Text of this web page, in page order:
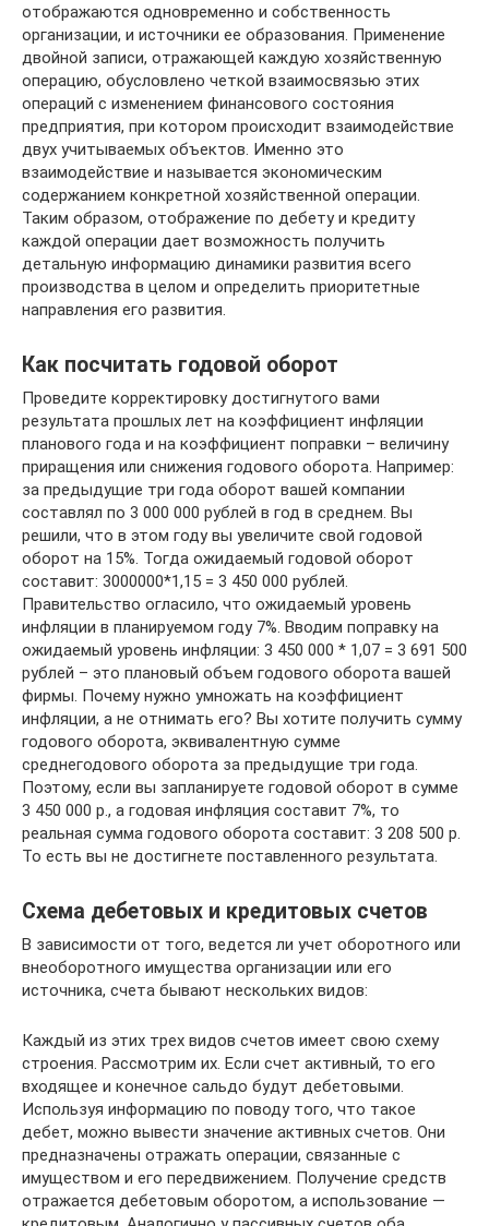
отображаются одновременно и собственность
организации, и источники ее образования. Применение
двойной записи, отражающей каждую хозяйственную
операцию, обусловлено четкой взаимосвязью этих
операций с изменением финансового состояния
предприятия, при котором происходит взаимодействие
двух учитываемых объектов. Именно это
взаимодействие и называется экономическим
содержанием конкретной хозяйственной операции.
Таким образом, отображение по дебету и кредиту
каждой операции дает возможность получить
детальную информацию динамики развития всего
производства в целом и определить приоритетные
направления его развития.
Как посчитать годовой оборот
Проведите корректировку достигнутого вами
результата прошлых лет на коэффициент инфляции
планового года и на коэффициент поправки – величину
приращения или снижения годового оборота. Например:
за предыдущие три года оборот вашей компании
составлял по 3 000 000 рублей в год в среднем. Вы
решили, что в этом году вы увеличите свой годовой
оборот на 15%. Тогда ожидаемый годовой оборот
составит: 3000000*1,15 = 3 450 000 рублей.
Правительство огласило, что ожидаемый уровень
инфляции в планируемом году 7%. Вводим поправку на
ожидаемый уровень инфляции: 3 450 000 * 1,07 = 3 691 500
рублей – это плановый объем годового оборота вашей
фирмы. Почему нужно умножать на коэффициент
инфляции, а не отнимать его? Вы хотите получить сумму
годового оборота, эквивалентную сумме
среднегодового оборота за предыдущие три года.
Поэтому, если вы запланируете годовой оборот в сумме
3 450 000 р., а годовая инфляция составит 7%, то
реальная сумма годового оборота составит: 3 208 500 р.
То есть вы не достигнете поставленного результата.
Схема дебетовых и кредитовых счетов
В зависимости от того, ведется ли учет оборотного или
внеоборотного имущества организации или его
источника, счета бывают нескольких видов:
Каждый из этих трех видов счетов имеет свою схему
строения. Рассмотрим их. Если счет активный, то его
входящее и конечное сальдо будут дебетовыми.
Используя информацию по поводу того, что такое
дебет, можно вывести значение активных счетов. Они
предназначены отражать операции, связанные с
имуществом и его передвижением. Получение средств
отражается дебетовым оборотом, а использование —